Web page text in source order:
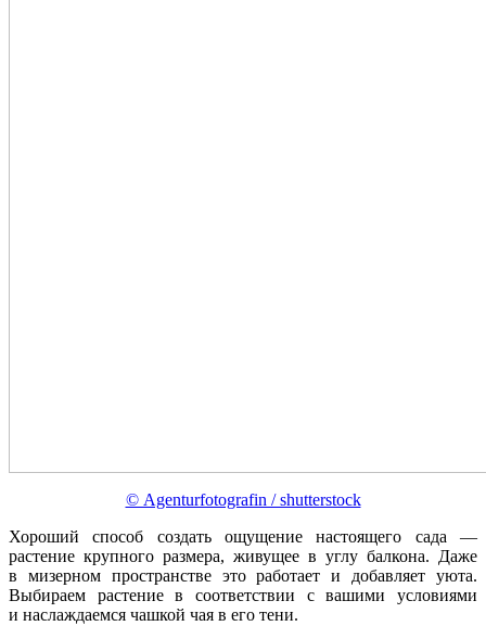
© Agenturfotografin / shutterstock
Хороший способ создать ощущение настоящего сада —
растение крупного размера, живущее в углу балкона. Даже
в мизерном пространстве это работает и добавляет уюта.
Выбираем растение в соответствии с вашими условиями
и наслаждаемся чашкой чая в его тени.